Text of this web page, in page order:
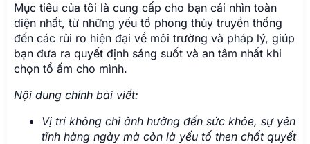
Mục tiêu của tôi là cung cấp cho bạn cái nhìn toàn
diện nhất, từ những yếu tố phong thủy truyền thống
đến các rủi ro hiện đại về môi trường và pháp lý, giúp
bạn đưa ra quyết định sáng suốt và an tâm nhất khi
chọn tổ ấm cho mình.
Nội dung chính bài viết:
Vị trí không chỉ ảnh hưởng đến sức khỏe, sự yên
tĩnh hàng ngày mà còn là yếu tố then chốt quyết